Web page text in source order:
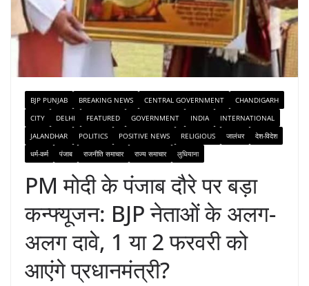
BJP PUNJAB BREAKING NEWS CENTRAL GOVERNMENT
CHANDIGARH
CITY
DELHI FEATURED GOVERNMENT INDIA
INTERNATIONAL
JALANDHAR
POLITICS POSITIVE NEWS RELIGIOUS जालंधर
देश-विदेश
धर्म-कर्म
पंजाब राजनीति समाचार राज्य समाचार लुधियाना
PM मोदी के पंजाब दौरे पर बड़ा
कन्फ्यूजन: BJP नेताओं के अलग-
अलग दावे, 1 या 2 फरवरी को
आएंगे प्रधानमंत्री?